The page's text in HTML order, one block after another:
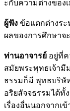
ะกับความต่างของ
ผู้ฟัง ข้อแตกต่างระ
ผลของการศึกษาจ
ท่านอาจารย์ อยู่ที่ค
สมัยพระพุทธเจ้ามี
ธรรมก็มี พุทธบริษั
อริยสัจจธรรมได้
เรื่องอื่นนอกจากเ